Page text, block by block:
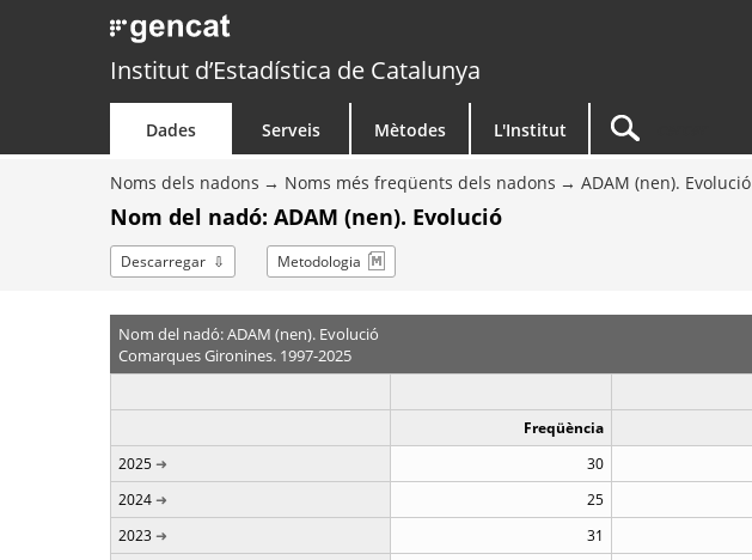
Institut d’Estadística de Catalunya
Dades Serveis Mètodes L'Institut
Noms dels nadons Noms més freqüents dels nadons ADAM (nen). Evolució
Nom del nadó: ADAM (nen). Evolució
Descarregar Metodologia
Nom del nadó: ADAM (nen). Evolució
Comarques Gironines. 1997-2025
Freqüència
2025
30
2024
25
2023
31